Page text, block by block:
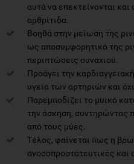
αυτά να επεκτείνονται
αρθρίτιδα.
Bοηθά στην μείωση της
ως αποσυμφορητικό της
περιπτώσεις συναχιού.
Προάγει την
υγεία των αρτηριών και
Παρεμποδίζει το μυικό
την άσκηση, συντηρώντας
από τους μύες.
Τέλος, φαίνεται πως η
ανοσοπροστατευτικές και